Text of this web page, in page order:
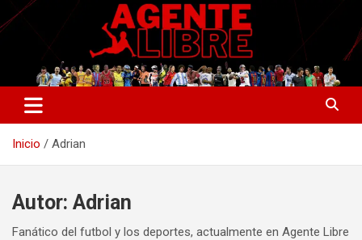
Saltar
al
Agente Libre Digital
La nueva generación del periodismo deportivo.
Inicio Adrian
Autor: Adrian
Fanático del futbol y los deportes, actualmente en Agente Libre